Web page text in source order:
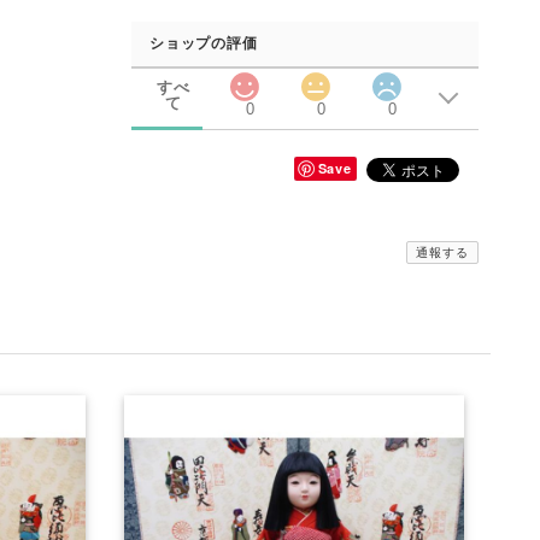
ショップの評価
すべ
て
0 0 0
Save
通報する